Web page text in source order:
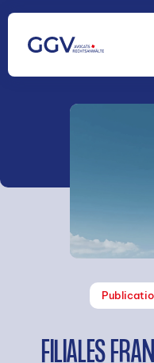
au
contenu
FILIALES